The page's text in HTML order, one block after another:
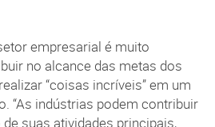
empresarial é muito
no alcance das metas dos
“coisas incríveis” em um
“As indústrias podem contribuir
suas atividades principais,